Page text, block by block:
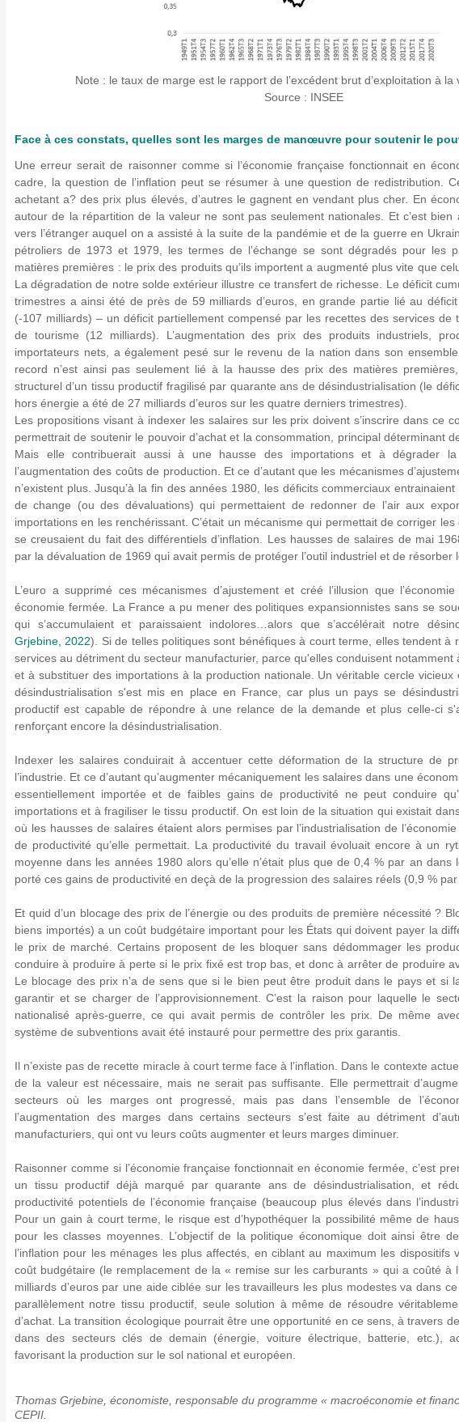
Note : le taux de marge est le rapport de l’excédent brut d’exploitation à la
Source : INSEE
Face à ces constats, quelles sont les marges de manœuvre pour soutenir le
Une erreur serait de raisonner comme si l’économie française fonctionnait en
cadre, la question de l’inflation peut se résumer à une question de redistribution.
achetant a? des prix plus élevés, d’autres le gagnent en vendant plus cher. En
autour de la répartition de la valeur ne sont pas seulement nationales. Et c’est
vers l’étranger auquel on a assisté à la suite de la pandémie et de la guerre en
pétroliers de 1973 et 1979, les termes de l’échange se sont dégradés pour les
matières premières : le prix des produits qu’ils importent a augmenté plus vite que
La dégradation de notre solde extérieur illustre ce transfert de richesse. Le déficit
trimestres a ainsi été de près de 59 milliards d’euros, en grande partie lié au
(-107 milliards) – un déficit partiellement compensé par les recettes des services de
de tourisme (12 milliards). L’augmentation des prix des produits industriels,
importateurs nets, a également pesé sur le revenu de la nation dans son
record n’est ainsi pas seulement lié à la hausse des prix des matières
structurel d’un tissu productif fragilisé par quarante ans de désindustrialisation (le
hors énergie a été de 27 milliards d’euros sur les quatre derniers trimestres).
Les propositions visant à indexer les salaires sur les prix doivent s’inscrire dans ce
permettrait de soutenir le pouvoir d’achat et la consommation, principal déterminant
Mais elle contribuerait aussi à une hausse des importations et à dégrader
l’augmentation des coûts de production. Et ce d’autant que les mécanismes
n’existent plus. Jusqu’à la fin des années 1980, les déficits commerciaux
de change (ou des dévaluations) qui permettaient de redonner de l’air aux
importations en les renchérissant. C’était un mécanisme qui permettait de corriger
se creusaient du fait des différentiels d’inflation. Les hausses de salaires de mai
par la dévaluation de 1969 qui avait permis de protéger l’outil industriel et de résorber
L’euro a supprimé ces mécanismes d’ajustement et créé l’illusion que
économie fermée. La France a pu mener des politiques expansionnistes sans se
qui s’accumulaient et paraissaient indolores…alors que s’accélérait notre
Grjebine, 2022). Si de telles politiques sont bénéfiques à court terme, elles tendent à
services au détriment du secteur manufacturier, parce qu'elles conduisent notamment
et à substituer des importations à la production nationale. Un véritable cercle
désindustrialisation s'est mis en place en France, car plus un pays se
productif est capable de répondre à une relance de la demande et plus celle-ci
renforçant encore la désindustrialisation.
Indexer les salaires conduirait à accentuer cette déformation de la structure de
l’industrie. Et ce d’autant qu’augmenter mécaniquement les salaires dans une
essentiellement importée et de faibles gains de productivité ne peut conduire
importations et à fragiliser le tissu productif. On est loin de la situation qui existait
où les hausses de salaires étaient alors permises par l’industrialisation de
de productivité qu’elle permettait. La productivité du travail évoluait encore à un
moyenne dans les années 1980 alors qu’elle n’était plus que de 0,4 % par an
porté ces gains de productivité en deçà de la progression des salaires réels (0,9 % par
Et quid d’un blocage des prix de l’énergie ou des produits de première nécessité ?
biens importés) a un coût budgétaire important pour les États qui doivent payer la
le prix de marché. Certains proposent de les bloquer sans dédommager les
conduire à produire à perte si le prix fixé est trop bas, et donc à arrêter de produire
Le blocage des prix n’a de sens que si le bien peut être produit dans le pays et si
garantir et se charger de l’approvisionnement. C’est la raison pour laquelle le
nationalisé après-guerre, ce qui avait permis de contrôler les prix. De même
système de subventions avait été instauré pour permettre des prix garantis.
Il n’existe pas de recette miracle à court terme face à l’inflation. Dans le contexte
de la valeur est nécessaire, mais ne serait pas suffisante. Elle permettrait
secteurs où les marges ont progressé, mais pas dans l’ensemble de
l’augmentation des marges dans certains secteurs s’est faite au détriment
manufacturiers, qui ont vu leurs coûts augmenter et leurs marges diminuer.
Raisonner comme si l’économie française fonctionnait en économie fermée, c’est
un tissu productif déjà marqué par quarante ans de désindustrialisation, et
productivité potentiels de l’économie française (beaucoup plus élevés dans
Pour un gain à court terme, le risque est d’hypothéquer la possibilité même de
pour les classes moyennes. L’objectif de la politique économique doit ainsi être
l’inflation pour les ménages les plus affectés, en ciblant au maximum les dispositifs
coût budgétaire (le remplacement de la « remise sur les carburants » qui a coûté à
milliards d’euros par une aide ciblée sur les travailleurs les plus modestes va dans
parallèlement notre tissu productif, seule solution à même de résoudre
d’achat. La transition écologique pourrait être une opportunité en ce sens, à travers
dans des secteurs clés de demain (énergie, voiture électrique, batterie, etc.),
favorisant la production sur le sol national et européen.
Thomas Grjebine, économiste, responsable du programme « macroéconomie et
CEPII.